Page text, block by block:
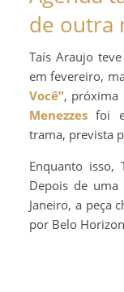
de outra
Taís Araujo
em fevereiro,
Você”, próxima
Menezzes foi
trama, prevista
Enquanto isso,
Depois de uma
Janeiro, a peça
por Belo